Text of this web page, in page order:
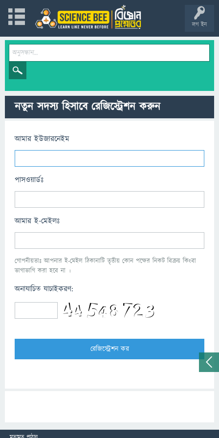
লগ ইন
নতুন সদস্য হিসাবে রেজিস্ট্রেশন করুন
আমার ইউজারনেইম
পাসওয়ার্ডঃ
আমার ই-মেইলঃ
গোপনীয়তাঃ আপনার ই-মেইল ঠিকানাটি তৃতীয় কোন পক্ষের নিকট বিক্রয় কিংবা
ভাগাভাগি করা হবে না ।
অনাযাচিত যাচাইকরণ: